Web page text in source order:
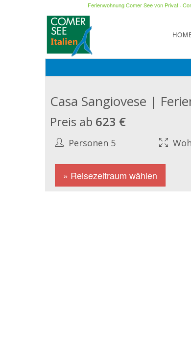
Ferienwohnung Comer See von Privat·
Casa Sangiovese |
Preis ab 623 €
Personen 5
» Reisezeitraum wählen